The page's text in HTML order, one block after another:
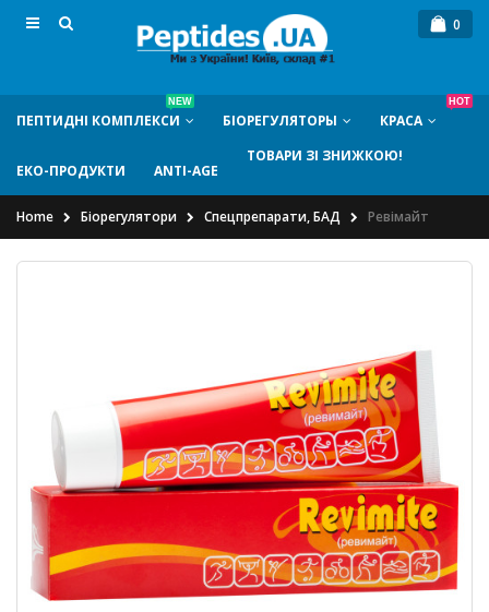
0
ПЕПТИДНI КОМПЛЕКСИ
NEW
БIОРЕГУЛЯТОРЫ КРАСА
ЕКО-ПРОДУКТИ ANTI-AGE
ТОВАРИ ЗІ ЗНИЖКОЮ!
HOT
Home Біорегулятори Спецпрепарати, БАД Ревімайт